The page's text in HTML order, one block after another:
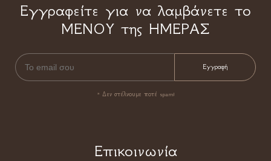
Εγγραφείτε για να λαμβάνετε το
ΜΕΝΟΥ της ΗΜΕΡΑΣ
* Δεν στέλνουμε ποτέ spam!
Επικοινωνία